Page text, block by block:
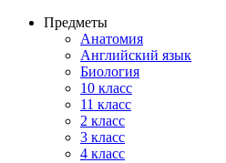
Предметы
Анатомия
Английский язык
Биология
10 класс
11 класс
2 класс
3 класс
4 класс